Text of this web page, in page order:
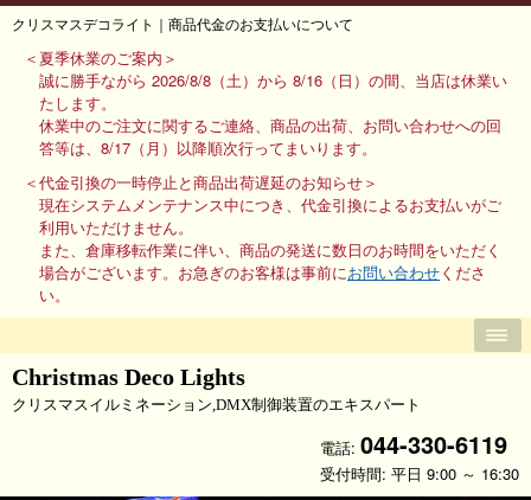
クリスマスデコライト｜商品代金のお支払いについて
＜夏季休業のご案内＞
誠に勝手ながら 2026/8/8（土）から 8/16（日）の間、当店は休業い
たします。
休業中のご注文に関するご連絡、商品の出荷、お問い合わせへの回
答等は、8/17（月）以降順次行ってまいります。
＜代金引換の一時停止と商品出荷遅延のお知らせ＞
現在システムメンテナンス中につき、代金引換によるお支払いがご
利用いただけません。
また、倉庫移転作業に伴い、商品の発送に数日のお時間をいただく
場合がございます。お急ぎのお客様は事前にお問い合わせくださ
い。
Christmas Deco Lights
クリスマスイルミネーション,DMX制御装置のエキスパート
電話: 044-330-6119
受付時間: 平日 9:00 ～ 16:30